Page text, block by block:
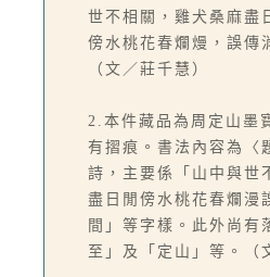
世不相關，雞犬桑麻盡
傍水桃花春爛熳，誤傳
（文／莊千慧）
2.本件藏品為周定山墨
有摺痕。書法內容為〈
詩，主要係「山中與世
盡日閒傍水桃花春爛漫
間」等字樣。此外尚有
至」及「定山」等。（